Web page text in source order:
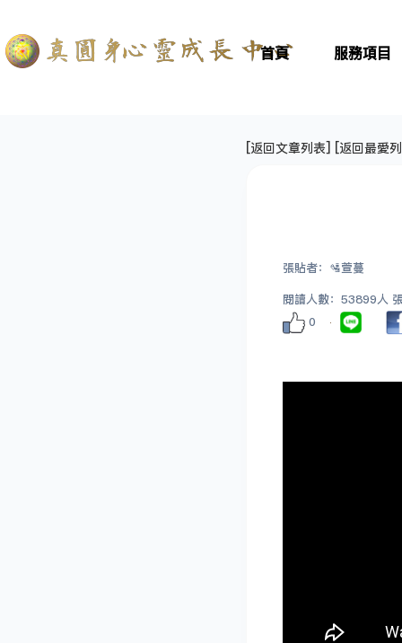
首頁 服務項目
[返回文章列表] [返回最愛
張貼者：🛂萱蔓
閱讀人數：53899人
0